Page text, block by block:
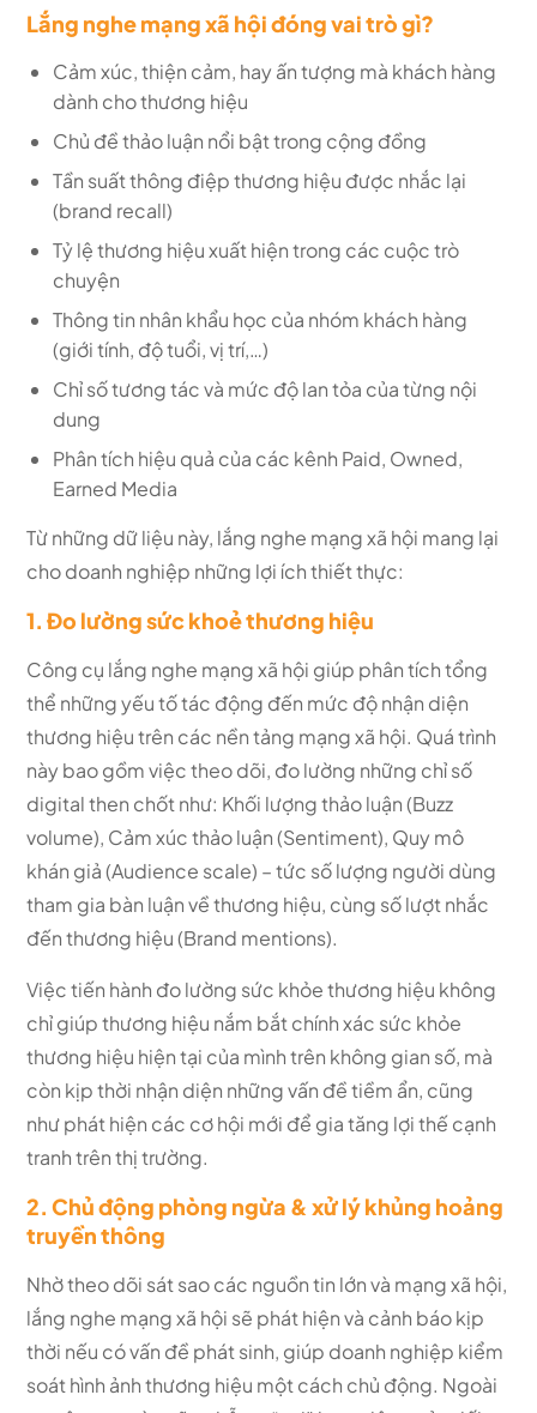
Lắng nghe mạng xã hội đóng vai trò gì?
Cảm xúc, thiện cảm, hay ấn tượng mà khách hàng
dành cho thương hiệu
Chủ đề thảo luận nổi bật trong cộng đồng
Tần suất thông điệp thương hiệu được nhắc lại
(brand recall)
Tỷ lệ thương hiệu xuất hiện trong các cuộc trò
chuyện
Thông tin nhân khẩu học của nhóm khách hàng
(giới tính, độ tuổi, vị trí,…)
Chỉ số tương tác và mức độ lan tỏa của từng nội
dung
Phân tích hiệu quả của các kênh Paid, Owned,
Earned Media
Từ những dữ liệu này, lắng nghe mạng xã hội mang lại
cho doanh nghiệp những lợi ích thiết thực:
1. Đo lường sức khoẻ thương hiệu
Công cụ lắng nghe mạng xã hội giúp phân tích tổng
thể những yếu tố tác động đến mức độ nhận diện
thương hiệu trên các nền tảng mạng xã hội. Quá trình
này bao gồm việc theo dõi, đo lường những chỉ số
digital then chốt như: Khối lượng thảo luận (Buzz
volume), Cảm xúc thảo luận (Sentiment), Quy mô
khán giả (Audience scale) – tức số lượng người dùng
tham gia bàn luận về thương hiệu, cùng số lượt nhắc
đến thương hiệu (Brand mentions).
Việc tiến hành đo lường sức khỏe thương hiệu không
chỉ giúp thương hiệu nắm bắt chính xác sức khỏe
thương hiệu hiện tại của mình trên không gian số, mà
còn kịp thời nhận diện những vấn đề tiềm ẩn, cũng
như phát hiện các cơ hội mới để gia tăng lợi thế cạnh
tranh trên thị trường.
2. Chủ động phòng ngừa & xử lý khủng hoảng
truyền thông
Nhờ theo dõi sát sao các nguồn tin lớn và mạng xã hội,
lắng nghe mạng xã hội sẽ phát hiện và cảnh báo kịp
thời nếu có vấn đề phát sinh, giúp doanh nghiệp kiểm
soát hình ảnh thương hiệu một cách chủ động. Ngoài